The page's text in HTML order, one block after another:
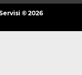
© 2026